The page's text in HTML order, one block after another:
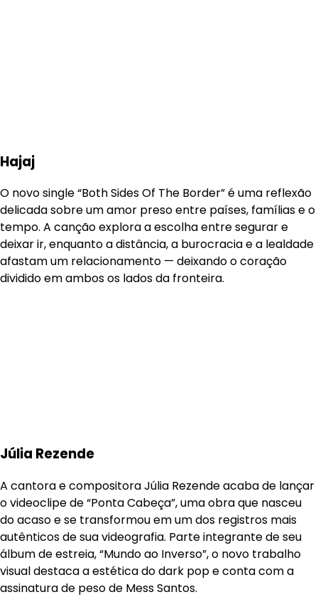
Hajaj
O novo single “Both Sides Of The Border” é uma reflexão
delicada sobre um amor preso entre países, famílias e o
tempo. A canção explora a escolha entre segurar e
deixar ir, enquanto a distância, a burocracia e a lealdade
afastam um relacionamento — deixando o coração
dividido em ambos os lados da fronteira.
Júlia Rezende
A cantora e compositora Júlia Rezende acaba de lançar
o videoclipe de “Ponta Cabeça”, uma obra que nasceu
do acaso e se transformou em um dos registros mais
autênticos de sua videografia. Parte integrante de seu
álbum de estreia, “Mundo ao Inverso”, o novo trabalho
visual destaca a estética do dark pop e conta com a
assinatura de peso de Mess Santos.